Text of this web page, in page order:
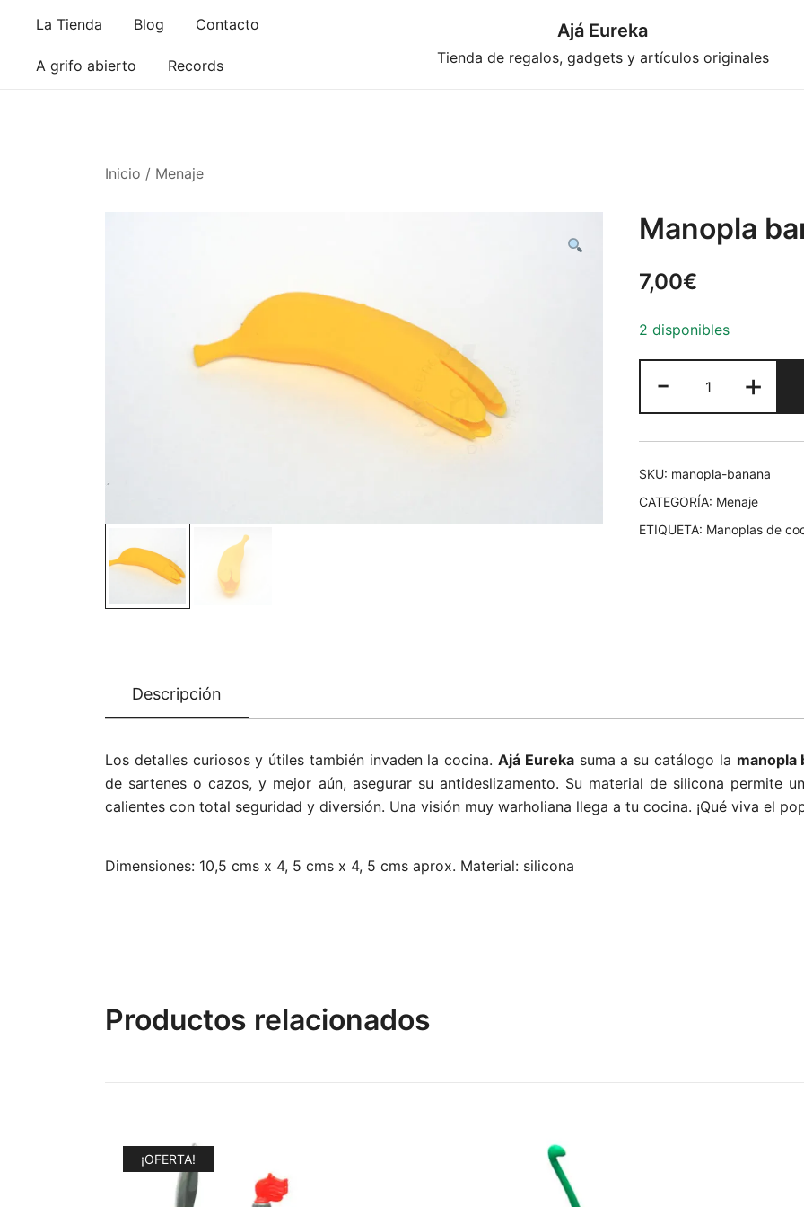
contenido
La Tienda Blog Contacto
A grifo abierto Records
Ajá Eureka
Tienda de regalos, gadgets y artículos originales
Inicio / Menaje
Manopla
7,00€
2 disponibles
-
banana
cantidad
+
SKU: manopla-banana
CATEGORÍA: Menaje
ETIQUETA: Manoplas de
Descripción
Los detalles curiosos y útiles también invaden la cocina.Ajá Eurekasuma a su catálogo la manopla
de sartenes o cazos, y mejor aún, asegurar su antideslizamento. Su material de silicona permite
calientes con total seguridad y diversión. Una visión muy warholiana llega a tu cocina. ¡Qué viva el
Dimensiones: 10,5 cms x 4, 5 cms x 4, 5 cms aprox. Material: silicona
Productos relacionados
¡OFERTA!